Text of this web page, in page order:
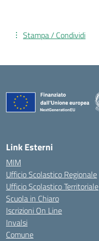
Stampa / Condividi
Link Esterni
MIM
Ufficio Scolastico Regionale
Ufficio Scolastico Territoriale
Scuola in Chiaro
Iscrizioni On Line
Invalsi
Comune